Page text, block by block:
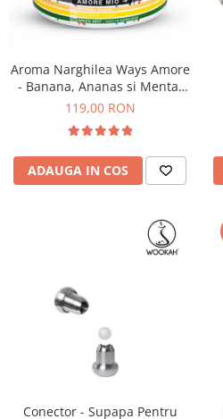
Aroma Narghilea Ways Amore
- Banana, Ananas si Menta,
200gr
119,00 RON
ADAUGA IN COS
Conector - Supapa Pentru